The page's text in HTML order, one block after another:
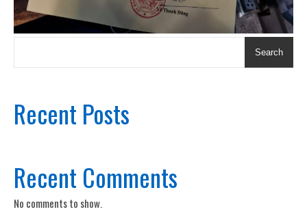
Search
Recent Posts
Recent Comments
No comments to show.